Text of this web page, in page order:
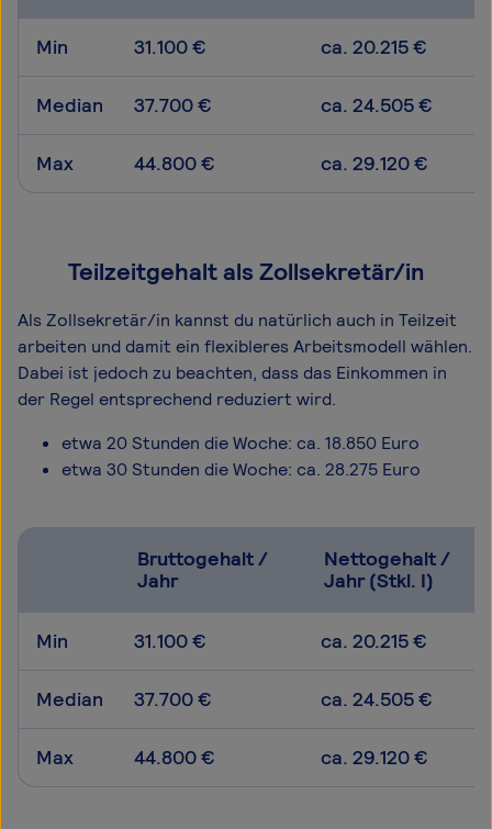
Min 31.100 € ca. 20.215 €
Median 37.700 € ca. 24.505 €
Max 44.800 € ca. 29.120 €
Teilzeitgehalt als Zollsekretär/in
Als Zollsekretär/in kannst du natürlich auch in Teilzeit
arbeiten und damit ein flexibleres Arbeitsmodell wählen.
Dabei ist jedoch zu beachten, dass das Einkommen in
der Regel entsprechend reduziert wird.
etwa 20 Stunden die Woche: ca. 18.850 Euro
etwa 30 Stunden die Woche: ca. 28.275 Euro
Bruttogehalt /
Jahr
Nettogehalt /
Jahr (Stkl. I)
Min 31.100 € ca. 20.215 €
Median 37.700 € ca. 24.505 €
Max 44.800 € ca. 29.120 €